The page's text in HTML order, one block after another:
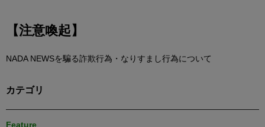
【注意喚起】
NADA NEWSを騙る詐欺行為・なりすまし行為について
カテゴリ
Feature